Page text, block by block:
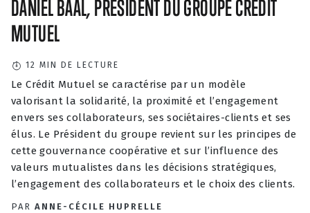
DANIEL BAAL, PRÉSIDENT DU GROUPE CRÉDIT
MUTUEL
12 MIN DE LECTURE
Le Crédit Mutuel se caractérise par un modèle
valorisant la solidarité, la proximité et l’engagement
envers ses collaborateurs, ses sociétaires-clients et ses
élus. Le Président du groupe revient sur les principes de
cette gouvernance coopérative et sur l’influence des
valeurs mutualistes dans les décisions stratégiques,
l’engagement des collaborateurs et le choix des clients.
PAR ANNE-CÉCILE HUPRELLE